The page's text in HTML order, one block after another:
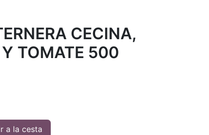
CECINA,
TOMATE 500
a la cesta